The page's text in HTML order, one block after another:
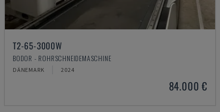
T2-65-3000W
BODOR - ROHRSCHNEIDEMASCHINE
DÄNEMARK 2024
84.000 €